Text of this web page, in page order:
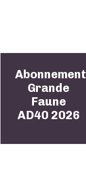
Abonnement
Grande
Faune
AD40 2026